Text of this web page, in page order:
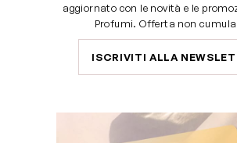
aggiornato con le novità e le
Profumi. Offerta non
ISCRIVITI ALLA